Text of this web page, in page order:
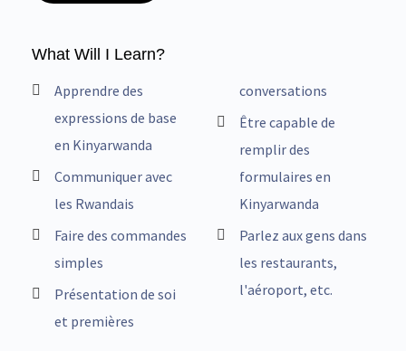
What Will I Learn?
Apprendre des
expressions de base
en Kinyarwanda
Communiquer avec
les Rwandais
Faire des commandes
simples
Présentation de soi
et premières
conversations
Être capable de
remplir des
formulaires en
Kinyarwanda
Parlez aux gens dans
les restaurants,
l'aéroport, etc.